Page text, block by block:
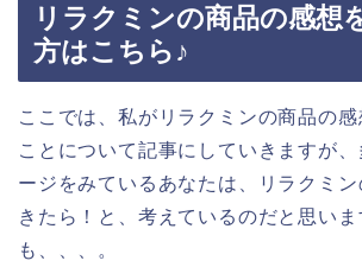
リラクミンの商品の感想
方はこちら♪
ここでは、私がリラクミンの商品の
ことについて記事にしていきますが
ージをみているあなたは、リラクミ
きたら！と、考えているのだと思いま
も、、、。